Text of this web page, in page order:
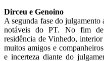
Dirceu e Genoino
A segunda fase do
notáveis do PT. No fim de
residência de Vinhedo,
muitos amigos e
e incerteza diante do